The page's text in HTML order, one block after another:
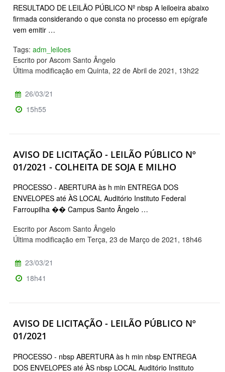
RESULTADO DE LEILÃO PÚBLICO Nº nbsp A leiloeira abaixo
firmada considerando o que consta no processo em epígrafe
vem emitir …
Tags: adm_leiloes
Escrito por Ascom Santo Ângelo
Última modificação em Quinta, 22 de Abril de 2021, 13h22
26/03/21
15h55
AVISO DE LICITAÇÃO - LEILÃO PÚBLICO Nº
01/2021 - COLHEITA DE SOJA E MILHO
PROCESSO - ABERTURA às h min ENTREGA DOS
ENVELOPES até ÀS LOCAL Auditório Instituto Federal
Farroupilha �� Campus Santo Ângelo …
Escrito por Ascom Santo Ângelo
Última modificação em Terça, 23 de Março de 2021, 18h46
23/03/21
18h41
AVISO DE LICITAÇÃO - LEILÃO PÚBLICO Nº
01/2021
PROCESSO - nbsp ABERTURA às h min nbsp ENTREGA
DOS ENVELOPES até ÀS nbsp LOCAL Auditório Instituto